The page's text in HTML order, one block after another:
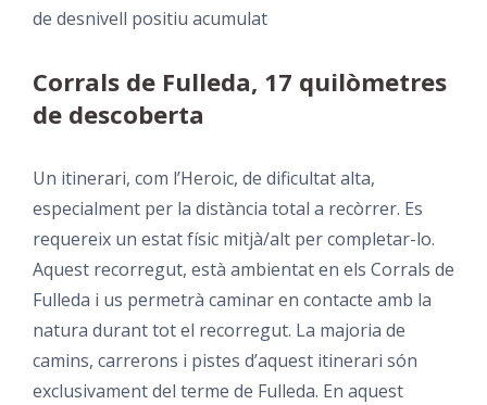
de desnivell positiu acumulat
Corrals de Fulleda, 17 quilòmetres
de descoberta
Un itinerari, com l’Heroic, de dificultat alta,
especialment per la distància total a recòrrer. Es
requereix un estat físic mitjà/alt per completar-lo.
Aquest recorregut, està ambientat en els Corrals de
Fulleda i us permetrà caminar en contacte amb la
natura durant tot el recorregut. La majoria de
camins, carrerons i pistes d’aquest itinerari són
exclusivament del terme de Fulleda. En aquest